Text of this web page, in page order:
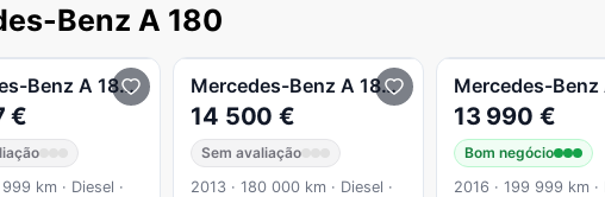
Benz A 180
Benz A 180 d 7G-DCT Style
€
km · Diesel ·
Mercedes-Benz A 180 CDI BE Edition Urban
14 500 €
Sem avaliação
2013 · 180 000 km · Diesel ·
Mercedes-Benz
13 990 €
Bom negócio
2016 · 199 999 km ·